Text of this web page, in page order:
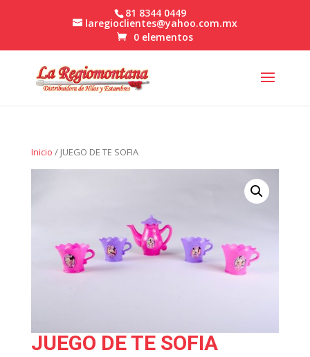
81 8344 0449
laregioclientes@yahoo.com.mx
0 elementos
Inicio / JUEGO DE TE SOFIA
JUEGO DE TE SOFIA